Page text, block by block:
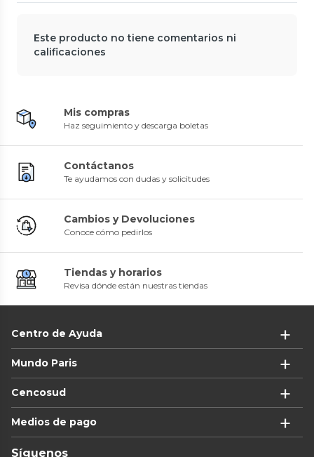
Este producto no tiene comentarios ni
calificaciones
Mis compras
Haz seguimiento y descarga boletas
Contáctanos
Te ayudamos con dudas y solicitudes
Cambios y Devoluciones
Conoce cómo pedirlos
Tiendas y horarios
Revisa dónde están nuestras tiendas
Centro de Ayuda
Mundo Paris
Cencosud
Medios de pago
Síguenos